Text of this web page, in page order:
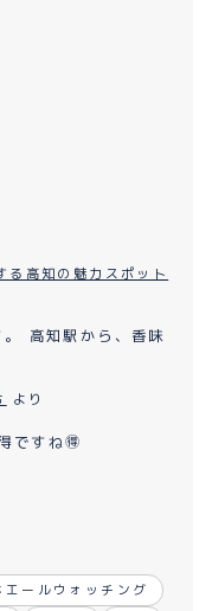
る高知の魅力スポット
高知駅から、香味
より
ですね🉐
エールウォッチング